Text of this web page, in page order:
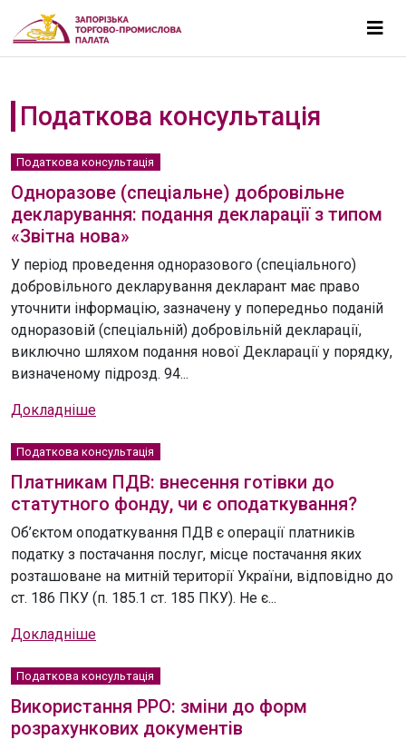
Податкова консультація
Податкова консультація
Одноразове (спеціальне) добровільне
декларування: подання декларації з типом
«Звітна нова»
У період проведення одноразового (спеціального)
добровільного декларування декларант має право
уточнити інформацію, зазначену у попередньо поданій
одноразовій (спеціальній) добровільній декларації,
виключно шляхом подання нової Декларації у порядку,
визначеному підрозд. 94...
Докладніше
Податкова консультація
Платникам ПДВ: внесення готівки до
статутного фонду, чи є оподаткування?
Об’єктом оподаткування ПДВ є операції платників
податку з постачання послуг, місце постачання яких
розташоване на митній території України, відповідно до
ст. 186 ПКУ (п. 185.1 ст. 185 ПКУ). Не є...
Докладніше
Податкова консультація
Використання РРО: зміни до форм
розрахункових документів